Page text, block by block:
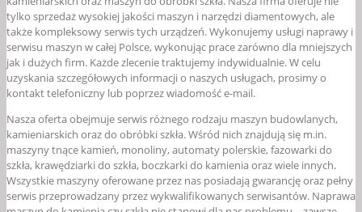
tylko sprzedaż wysokiej jakości maszyn i narzędzi diamentowych, ale
także kompleksowy serwis tych urządzeń. Wykonujemy usługi naprawy i
serwisu maszyn w całej Polsce, wykonując prace zarówno dla mniejszych
jak i dużych firm. Każde zlecenie traktujemy indywidualnie. W celu
uzyskania szczegółowych informacji o naszych usługach, prosimy o
kontakt telefoniczny lub poprzez wiadomość e-mail.
Nasza oferta obejmuje serwis różnego rodzaju maszyn budowlanych,
kamieniarskich oraz do obróbki szkła. Wśród nich znajdują się m.in.
maszyny tnące kamień, monoliny, automaty polerskie, fazowarki do
szkła, krawędziarki do szkła, boczkarki do kamienia oraz wiele innych.
Wszystkie maszyny oferowane przez nas posiadają gwarancję oraz pełny
serwis przeprowadzany przez wykwalifikowanych serwisantów. Naprawa